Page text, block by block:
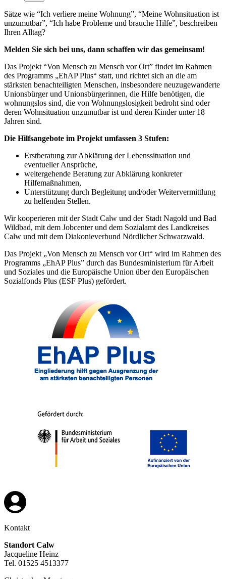
Sätze wie “Ich verliere meine Wohnung”, “Meine Wohnsituation ist
unzumutbar”, “Ich habe Probleme und brauche Hilfe”, beschreiben
Ihren Alltag?
Melden Sie sich bei uns, dann schaffen wir das gemeinsam!
Das Projekt “Von Mensch zu Mensch vor Ort” findet im Rahmen
des Programms „EhAP Plus“ statt, und richtet sich an die am
stärksten benachteiligten Menschen, insbesondere neuzugewanderte
Unionsbürger und Unionsbürgerinnen, die Hilfe benötigen, die
wohnungslos sind, die von Wohnungslosigkeit bedroht sind oder
deren Wohnsituation unzumutbar ist und deren Kinder unter 18
Jahren sind.
Die Hilfsangebote im Projekt umfassen 3 Stufen:
Erstberatung zur Abklärung der Lebenssituation und
eventueller Ansprüche,
weitergehende Beratung zur Abklärung konkreter
Hilfemaßnahmen,
Unterstützung durch Begleitung und/oder Weitervermittlung
zu helfenden Stellen.
Wir kooperieren mit der Stadt Calw und der Stadt Nagold und Bad
Wildbad, mit dem Jobcenter und dem Sozialamt des Landkreises
Calw und mit dem Diakonieverbund Nördlicher Schwarzwald.
Das Projekt „Von Mensch zu Mensch vor Ort“ wird im Rahmen des
Programms „EhAP Plus” durch das Bundesministerium für Arbeit
und Soziales und die Europäische Union über den Europäischen
Sozialfonds Plus (ESF Plus) gefördert.
Kontakt
Standort Calw
Jacqueline Heinz
Tel. 01525 4513377